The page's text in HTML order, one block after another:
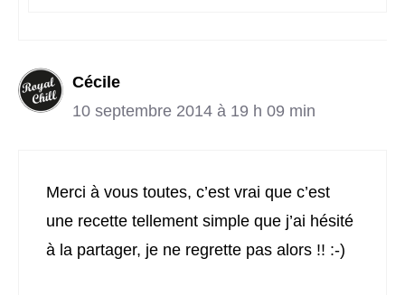
Cécile
10 septembre 2014 à 19 h 09 min
Merci à vous toutes, c’est vrai que c’est
une recette tellement simple que j’ai hésité
à la partager, je ne regrette pas alors !! :-)